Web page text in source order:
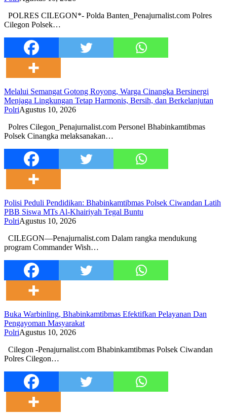
POLRES CILEGON*- Polda Banten_Penajurnalist.com Polres
Cilegon Polsek…
Melalui Semangat Gotong Royong, Warga Cinangka Bersinergi
Menjaga Lingkungan Tetap Harmonis, Bersih, dan Berkelanjutan
PolriAgustus 10, 2026
Polres Cilegon_Penajurnalist.com Personel Bhabinkamtibmas
Polsek Cinangka melaksanakan…
Polisi Peduli Pendidikan: Bhabinkamtibmas Polsek Ciwandan Latih
PBB Siswa MTs Al-Khairiyah Tegal Buntu
PolriAgustus 10, 2026
CILEGON—Penajurnalist.com Dalam rangka mendukung
program Commander Wish…
Buka Warbinling, Bhabinkamtibmas Efektifkan Pelayanan Dan
Pengayoman Masyarakat
PolriAgustus 10, 2026
Cilegon -Penajurnalist.com Bhabinkamtibmas Polsek Ciwandan
Polres Cilegon…